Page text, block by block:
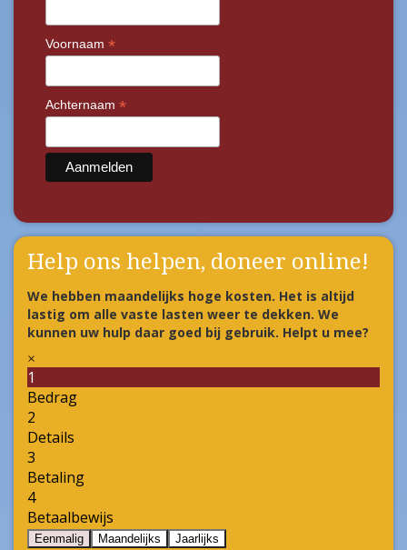
Nieuws
*
*
Help ons helpen, doneer online!
We hebben maandelijks hoge kosten. Het is altijd
lastig om alle vaste lasten weer te dekken. We
kunnen uw hulp daar goed bij gebruik. Helpt u mee?